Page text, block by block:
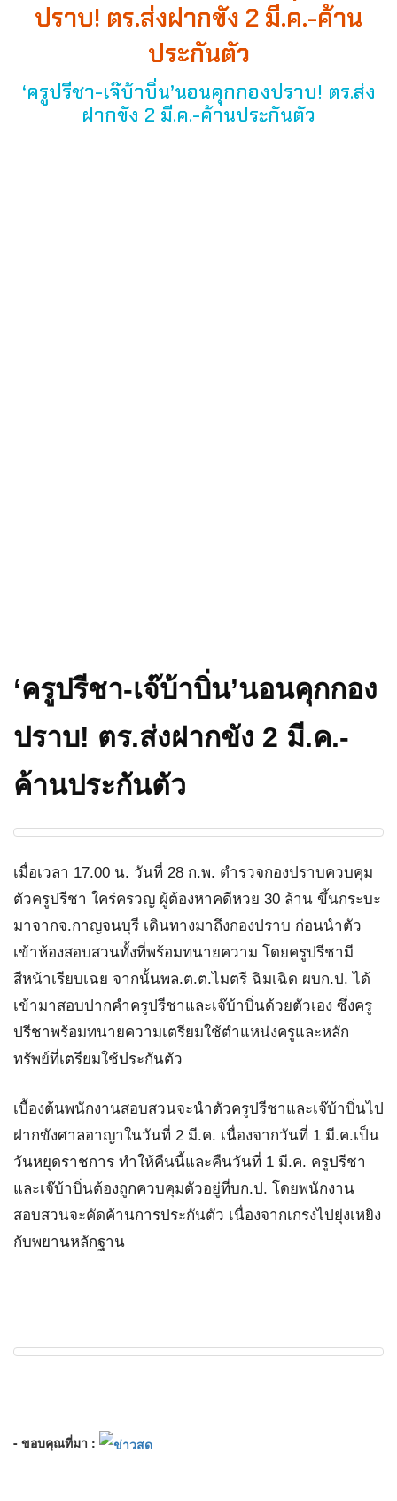
ปราบ! ตร.ส่งฝากขัง 2 มี.ค.-ค้าน
ประกันตัว
‘ครูปรีชา-เจ๊บ้าบิ่น’นอนคุกกองปราบ! ตร.ส่ง
ฝากขัง 2 มี.ค.-ค้านประกันตัว
‘ครูปรีชา-เจ๊บ้าบิ่น’นอนคุกกอง
ปราบ! ตร.ส่งฝากขัง 2 มี.ค.-
ค้านประกันตัว
เมื่อเวลา 17.00 น. วันที่ 28 ก.พ. ตำรวจกองปราบควบคุม
ตัวครูปรีชา ใคร่ครวญ ผู้ต้องหาคดีหวย 30 ล้าน ขึ้นกระบะ
มาจากจ.กาญจนบุรี เดินทางมาถึงกองปราบ ก่อนนำตัว
เข้าห้องสอบสวนทั้งที่พร้อมทนายความ โดยครูปรีชามี
สีหน้าเรียบเฉย จากนั้นพล.ต.ต.ไมตรี ฉิมเฉิด ผบก.ป. ได้
เข้ามาสอบปากคำครูปรีชาและเจ๊บ้าบิ่นด้วยตัวเอง ซึ่งครู
ปรีชาพร้อมทนายความเตรียมใช้ตำแหน่งครูและหลัก
ทรัพย์ที่เตรียมใช้ประกันตัว
เบื้องต้นพนักงานสอบสวนจะนำตัวครูปรีชาและเจ๊บ้าบิ่นไป
ฝากขังศาลอาญาในวันที่ 2 มี.ค. เนื่องจากวันที่ 1 มี.ค.เป็น
วันหยุดราชการ ทำให้คืนนี้และคืนวันที่ 1 มี.ค. ครูปรีชา
และเจ๊บ้าบิ่นต้องถูกควบคุมตัวอยู่ที่บก.ป. โดยพนักงาน
สอบสวนจะคัดค้านการประกันตัว เนื่องจากเกรงไปยุ่งเหยิง
กับพยานหลักฐาน
- ขอบคุณที่มา :